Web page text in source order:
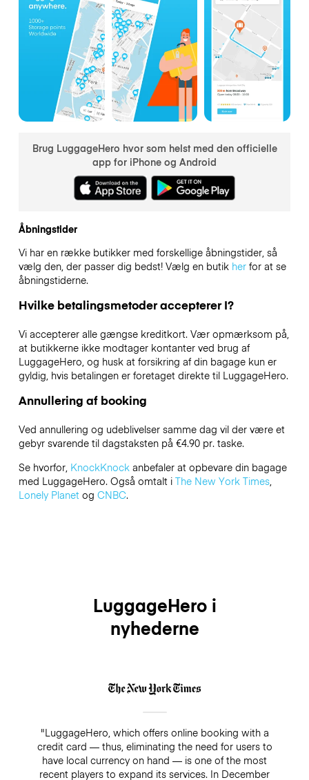
Brug LuggageHero hvor som helst med den officielle
app for iPhone og Android
Åbningstider
Vi har en række butikker med forskellige åbningstider, så
vælg den, der passer dig bedst! Vælg en butik herfor at se
åbningstiderne.
Hvilke betalingsmetoder accepterer I?
Vi accepterer alle gængse kreditkort. Vær opmærksom på,
at butikkerne ikke modtager kontanter ved brug af
LuggageHero, og husk at forsikring af din bagage kun er
gyldig, hvis betalingen er foretaget direkte til LuggageHero.
Annullering af booking
Ved annullering og udeblivelser samme dag vil der være et
gebyr svarende til dagstaksten på €4.90 pr. taske.
Se hvorfor, KnockKnockanbefaler at opbevare din bagage
med LuggageHero. Også omtalt i The New York Times,
Lonely Planetog CNBC.
LuggageHero i
nyhederne
"LuggageHero, which offers online booking with a
credit card — thus, eliminating the need for users to
have local currency on hand — is one of the most
recent players to expand its services. In December